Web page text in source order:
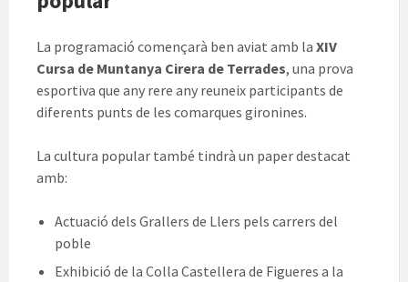
La programació començarà ben aviat amb la XIV
Cursa de Muntanya Cirera de Terrades, una prova
esportiva que any rere any reuneix participants de
diferents punts de les comarques gironines.
La cultura popular també tindrà un paper destacat
amb:
Actuació dels Grallers de Llers pels carrers del
poble
Exhibició de la Colla Castellera de Figueres a la